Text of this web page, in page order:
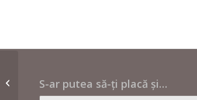
S-ar putea să-ți placă și…
après ski – Moon Boot